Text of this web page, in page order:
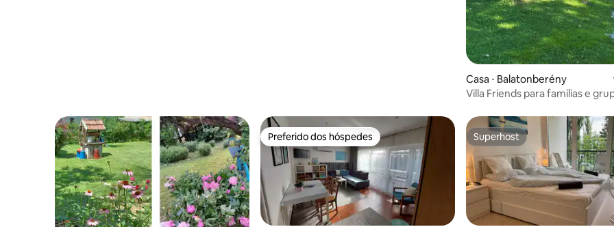
Casa ⋅ Balatonberény
Villa Friends para famílias e
Preferido dos hóspedes
Preferido dos hóspedes Superhost
Superhost